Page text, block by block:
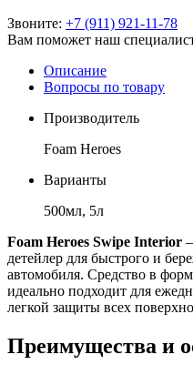
Звоните: +7 (911) 921-11-78
Вам поможет наш
Описание
Вопросы по товару
Производитель
Foam Heroes
Варианты
500мл, 5л
Foam Heroes Swipe Interior
детейлер для быстрого и
автомобиля. Средство в
идеально подходит для
легкой защиты всех
Преимущества и